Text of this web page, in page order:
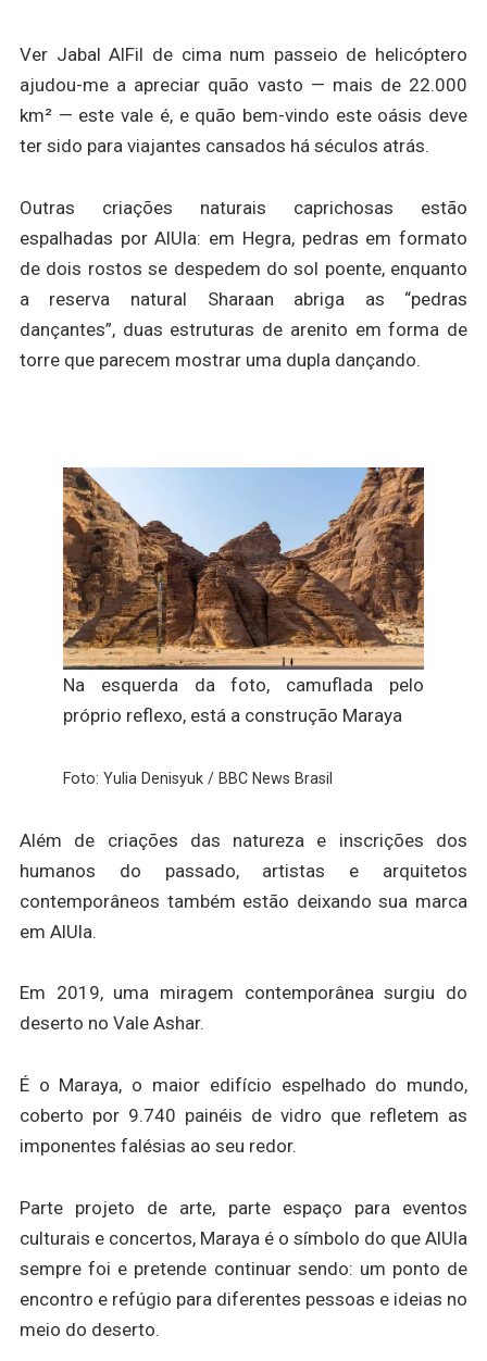
Ver Jabal AlFil de cima num passeio de helicóptero
ajudou-me a apreciar quão vasto — mais de 22.000
km² — este vale é, e quão bem-vindo este oásis deve
ter sido para viajantes cansados há séculos atrás.
Outras criações naturais caprichosas estão
espalhadas por AlUla: em Hegra, pedras em formato
de dois rostos se despedem do sol poente, enquanto
a reserva natural Sharaan abriga as “pedras
dançantes”, duas estruturas de arenito em forma de
torre que parecem mostrar uma dupla dançando.
Na esquerda da foto, camuflada pelo
próprio reflexo, está a construção Maraya
Foto: Yulia Denisyuk / BBC News Brasil
Além de criações das natureza e inscrições dos
humanos do passado, artistas e arquitetos
contemporâneos também estão deixando sua marca
em AlUla.
Em 2019, uma miragem contemporânea surgiu do
deserto no Vale Ashar.
É o Maraya, o maior edifício espelhado do mundo,
coberto por 9.740 painéis de vidro que refletem as
imponentes falésias ao seu redor.
Parte projeto de arte, parte espaço para eventos
culturais e concertos, Maraya é o símbolo do que AlUla
sempre foi e pretende continuar sendo: um ponto de
encontro e refúgio para diferentes pessoas e ideias no
meio do deserto.